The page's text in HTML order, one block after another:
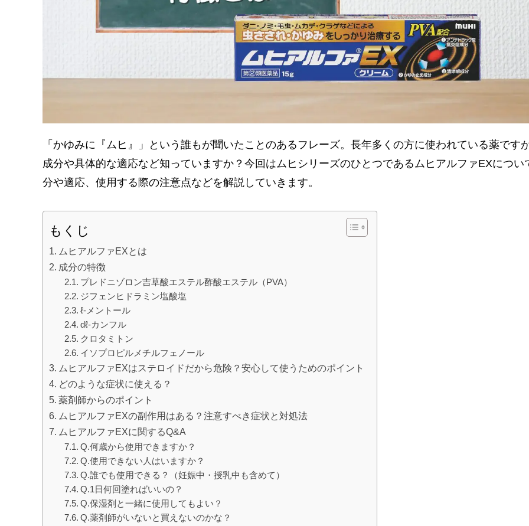
「かゆみに『ムヒ』」という誰もが聞いたことのあるフレーズ。長年多くの方に使われている薬ですが
成分や具体的な適応など知っていますか？今回はムヒシリーズのひとつであるムヒアルファEXについ
分や適応、使用する際の注意点などを解説していきます。
もくじ
ムヒアルファEXとは
成分の特徴
プレドニゾロン吉草酸エステル酢酸エステル（PVA）
ジフェンヒドラミン塩酸塩
ℓ-メントール
dℓ-カンフル
クロタミトン
イソプロピルメチルフェノール
ムヒアルファEXはステロイドだから危険？安心して使うためのポイント
どのような症状に使える？
薬剤師からのポイント
ムヒアルファEXの副作用はある？注意すべき症状と対処法
ムヒアルファEXに関するQ&A
Q.何歳から使用できますか？
Q.使用できない人はいますか？
Q.誰でも使用できる？（妊娠中・授乳中も含めて）
Q.1日何回塗ればいいの？
Q.保湿剤と一緒に使用してもよい？
Q.薬剤師がいないと買えないのかな？